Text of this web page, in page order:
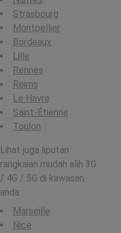
Strasbourg
Montpellier
Bordeaux
Lille
Rennes
Reims
Le Havre
Saint-Étienne
Toulon
Lihat juga liputan
rangkaian mudah alih 3G
/ 4G / 5G di kawasan
anda:
Marseille
Nice